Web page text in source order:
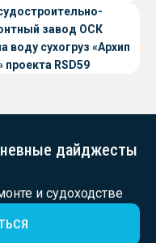
завод ОСК
воду сухогруз «Архип
проекта RSD59
дайджесты
и судоходстве